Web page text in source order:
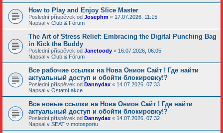
How to Play and Enjoy Slice Master
Poslední příspěvek od Josephm « 17.07.2026, 11:15
Napsal v Club & Fórum
The Art of Stress Relief: Embracing the Digital Punching Bag
in Kick the Buddy
Poslední příspěvek od Janetoody « 16.07.2026, 06:05
Napsal v Club & Fórum
Все рабочие ссылки на Нова Онион Сайт ! Где найти
актуальный доступ и обойти блокировку!?
Poslední příspěvek od Dannydax « 14.07.2026, 07:33
Napsal v Ostatní akce
Все новые ссылки на Нова Онион Сайт ! Где найти
актуальный доступ и обойти блокировку!?
Poslední příspěvek od Dannydax « 14.07.2026, 07:32
Napsal v SEAT v motosportu